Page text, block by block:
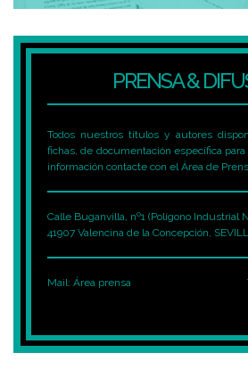
PRENSA &
Todos nuestros títulos y autores
fichas, de documentación específica
información contacte con el Área de
Calle Buganvilla, nº1 (Polígono Industrial
41907 Valencina de la Concepción,
Mail: Área prensa